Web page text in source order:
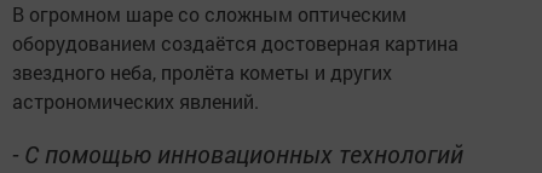
В огромном шаре со сложным оптическим
оборудованием создаётся достоверная картина
звездного неба, пролёта кометы и других
астрономических явлений.
- С помощью инновационных технологий